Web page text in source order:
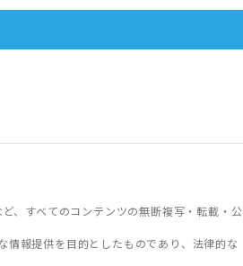
、すべてのコンテンツの無断複写・転載・公
報提供を目的としたものであり、法律的な